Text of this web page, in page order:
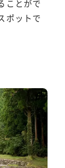
ことがで
ポットで